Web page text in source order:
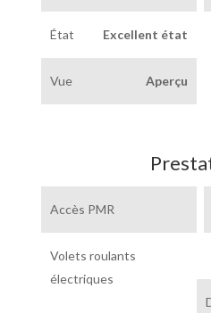
État Excellent état
Vue Aperçu
Accès PMR
Volets roulants
électriques